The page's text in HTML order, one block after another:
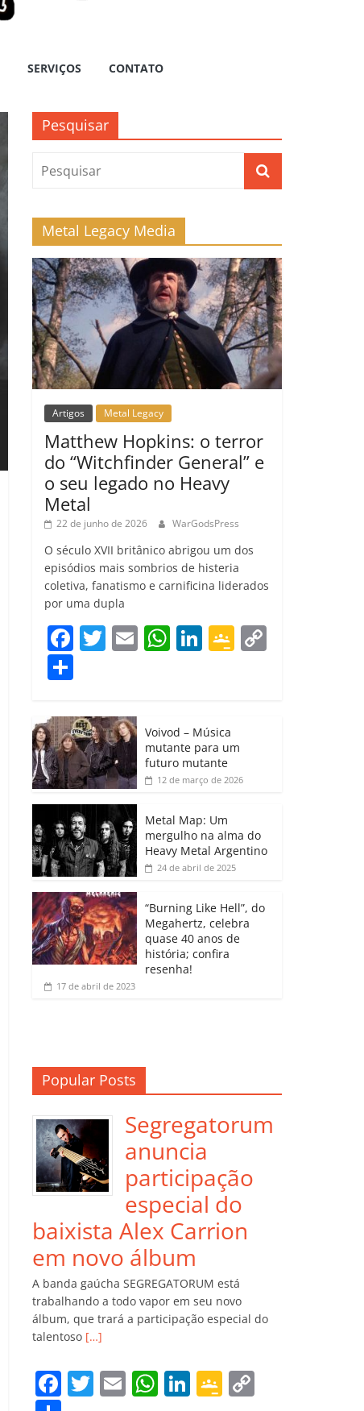
SERVIÇOS CONTATO
Pesquisar
Metal Legacy Media
Artigos Metal Legacy
Matthew Hopkins: o terror
do “Witchfinder General” e
o seu legado no Heavy
Metal
22 de junho de 2026 WarGodsPress
O século XVII britânico abrigou um dos
episódios mais sombrios de histeria
coletiva, fanatismo e carnificina liderados
por uma dupla
F
e
b
o
o
k
T
er
E W
A
p
p
Li
dI
n
G
e
a
ro
o
m
m
p
ar
til
h
ar
Voivod – Música
mutante para um
futuro mutante
12 de março de 2026
Metal Map: Um
mergulho na alma do
Heavy Metal Argentino
24 de abril de 2025
“Burning Like Hell”, do
Megahertz, celebra
quase 40 anos de
história; confira
resenha!
17 de abril de 2023
Popular Posts
Segregatorum
anuncia
participação
especial do
baixista Alex Carrion
em novo álbum
A banda gaúcha SEGREGATORUM está
trabalhando a todo vapor em seu novo
álbum, que trará a participação especial do
talentoso […]
F T E W Li G